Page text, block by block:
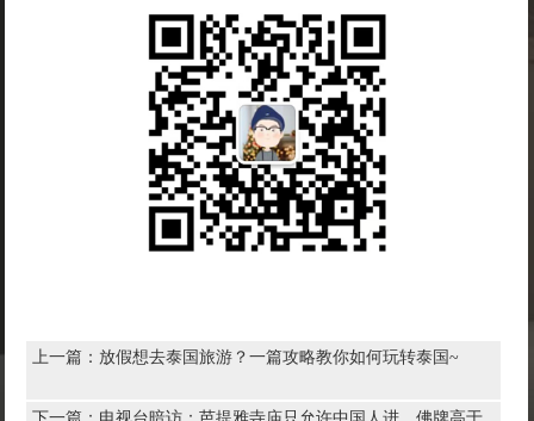
上一篇： 放假想去泰国旅游？一篇攻略教你如何玩转泰国~